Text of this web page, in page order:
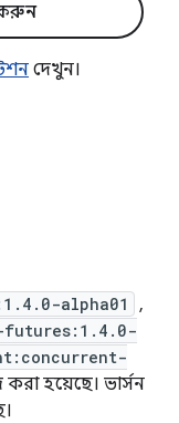
দেখুন।
alpha01 ,
futures:1.4.0-
হয়েছে। ভার্সন